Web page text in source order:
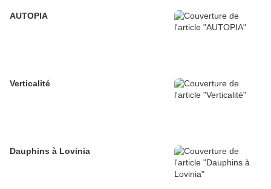
AUTOPIA
Verticalité
Dauphins à Lovinia